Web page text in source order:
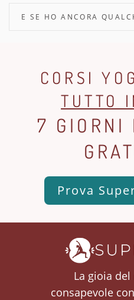
E SE HO ANCORA
CORSI
TUTTO
7 GIORNI
Prova
La gioia
consapevole